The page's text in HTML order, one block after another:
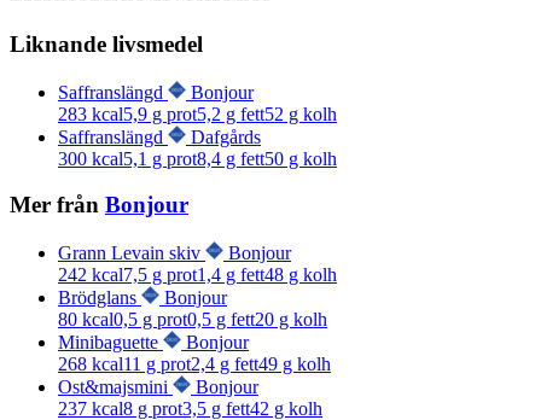
Liknande livsmedel
Saffranslängd
Bonjour
283 kcal5,9 g prot5,2 g fett52 g kolh
Saffranslängd
Dafgårds
300 kcal5,1 g prot8,4 g fett50 g kolh
Mer från Bonjour
Grann Levain skiv
Bonjour
242 kcal7,5 g prot1,4 g fett48 g kolh
Brödglans
Bonjour
80 kcal0,5 g prot0,5 g fett20 g kolh
Minibaguette
Bonjour
268 kcal11 g prot2,4 g fett49 g kolh
Ost&majsmini
Bonjour
237 kcal8 g prot3,5 g fett42 g kolh